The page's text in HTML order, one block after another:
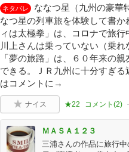
ネタバレ
ななつ星（九州の豪華
なつ星の列車旅を体験して書
ィは太極拳」は、コロナで旅
川上さんは乗っていない（乗
「夢の旅路」は、６０年来の
できる。ＪＲ九州に十分すぎ
はコメントに→
ナイス ★22 コメント(2)
ＭＡＳＡ１２３
三浦さんの作品に旅行